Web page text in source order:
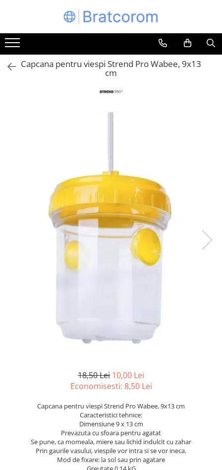
Toate Produsele
Articole animale
Adapatoare animale
Articole ambalare
Articole bucatarie
Articole mobila
Articole organizare
Electronice si electrocasnice
Accesorii gips carton
Accesorii gresie si faianta
Accesorii polizare si slefuire
Materiale electrice
Capcana pentru viespi Strend Pro Wabee, 9x13
cm
18,50 Lei 10,00 Lei
Economisesti: 8,50 Lei
Capcana pentru viespi Strend Pro Wabee, 9x13 cm
Caracteristici tehnice:
Dimensiune 9 x 13 cm
Prevazuta cu sfoara pentru agatat
Se pune, ca momeala, miere sau lichid indulcit cu zahar
Prin gaurile vasului, viespile vor intra si se vor ineca.
Mod de fixare: la sol sau prin agatare